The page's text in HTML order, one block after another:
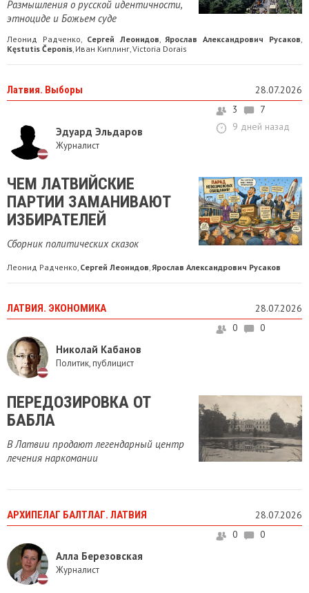
Размышления о русской идентичности,
этноциде и Божьем суде
Леонид Радченко, Сергей Леонидов,Ярослав Александрович Русаков,
Kęstutis Čeponis, Иван Киплинг,Victoria Dorais
Латвия. Выборы 28.07.2026
Эдуард Эльдаров
Журналист
3
7
9 дней назад
ЧЕМ ЛАТВИЙСКИЕ
ПАРТИИ ЗАМАНИВАЮТ
ИЗБИРАТЕЛЕЙ
Сборник политических сказок
Леонид Радченко, Сергей Леонидов, Ярослав Александрович Русаков
ЛАТВИЯ. ЭКОНОМИКА 28.07.2026
Николай Кабанов
Политик, публицист
0 0
ПЕРЕДОЗИРОВКА ОТ
БАБЛА
В Латвии продают легендарный центр
лечения наркомании
АРХИПЕЛАГ БАЛТЛАГ. ЛАТВИЯ 28.07.2026
Алла Березовская
Журналист
0 0